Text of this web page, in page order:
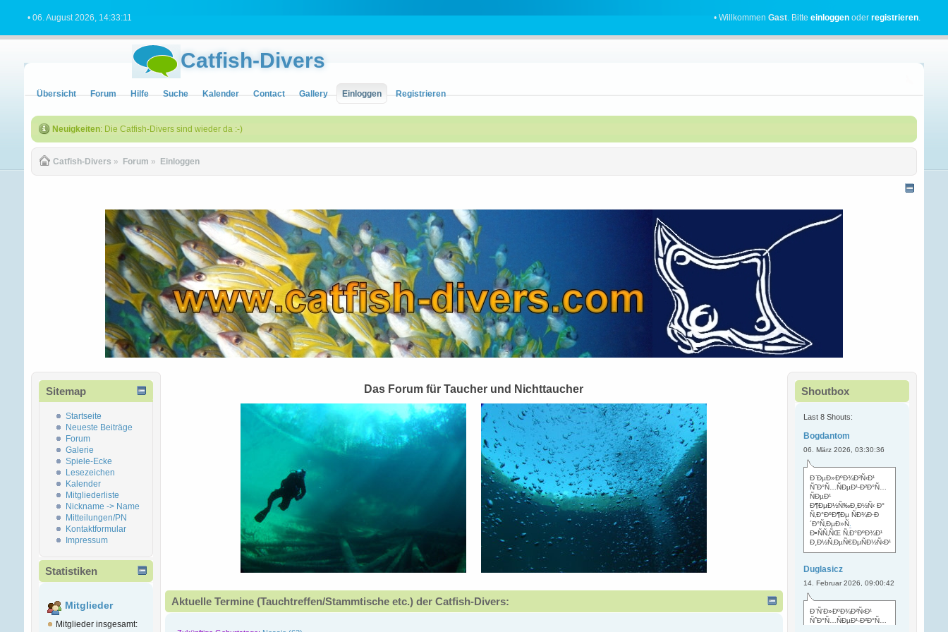
• 06. August 2026, 14:33:11 • WillkommenGast. Bitteeinloggen oderregistrieren.
Catfish-Divers
Übersicht Forum Hilfe Suche Kalender Contact Gallery Einloggen Registrieren
Neuigkeiten: Die Catfish-Divers sind wieder da :-)
Catfish-Divers » Forum » Einloggen
Sitemap
Startseite
Neueste Beiträge
Forum
Galerie
Spiele-Ecke
Lesezeichen
Kalender
Mitgliederliste
Nickname -> Name
Mitteilungen/PN
Kontaktformular
Impressum
Statistiken
Mitglieder
Mitglieder insgesamt:
Das Forum für Taucher und Nichttaucher
Aktuelle Termine (Tauchtreffen/Stammtische etc.) der Catfish-Divers:
Shoutbox
Last 8 Shouts:
Bogdantom
06. März 2026, 03:30:36
Ð¨ÐµÐ»ÐºÐ¾Ð²Ñ‹Ð¹
ÑˆÐ°Ñ…ÑÐµÐ¹-Ð²Ð°Ñ…
ÑÐµÐ¹
Ð¶ÐµÐ½Ñ‰Ð¸Ð½Ñ‹ Ð°
Ñ‚Ð°ÐºÐ¶Ðµ ÑÐ¾Ð·Ð
´Ð°Ñ‚ÐµÐ»Ñ.
Ð•ÑÑ‚ÑŒ Ñ‚Ð°ÐºÐ¾Ð¹
Ð¸Ð½Ñ‚ÐµÑ€ÐµÑÐ½Ñ‹Ð¹
Duglasicz
14. Februar 2026, 09:00:42
Ð¨Ñ‘Ð»ÐºÐ¾Ð²Ñ‹Ð¹
ÑˆÐ°Ñ…ÑÐµÐ¹-Ð²Ð°Ñ…